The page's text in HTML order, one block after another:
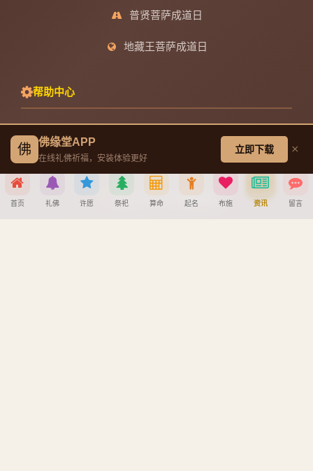
普贤菩萨成道日
地藏王菩萨成道日
帮助中心
注册与找回密码教程
宝宝公司八字起名教程
佛 佛缘堂APP
在线礼佛祈福，安装体验更好
立即下载 ×
首页 礼佛 许愿 祭祀 算命 起名 布施 资讯 留言